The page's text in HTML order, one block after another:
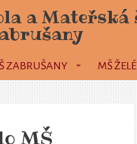
a Mateřská
ZABRUŠANY MŠ
MŠ